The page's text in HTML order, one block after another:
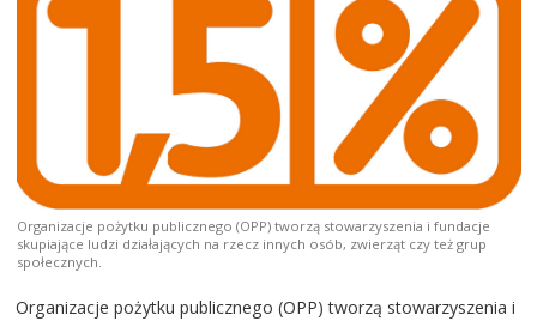
Organizacje pożytku publicznego (OPP) tworzą stowarzyszenia i fundacje
skupiające ludzi działających na rzecz innych osób, zwierząt czy też grup
społecznych.
Organizacje pożytku publicznego (OPP) tworzą stowarzyszenia i